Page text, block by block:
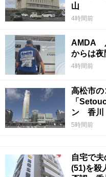
山
4時間前
AMDA
からは夜
4時間前
高松市の
「
ン 香川
5時間前
自宅で
(51)を殺